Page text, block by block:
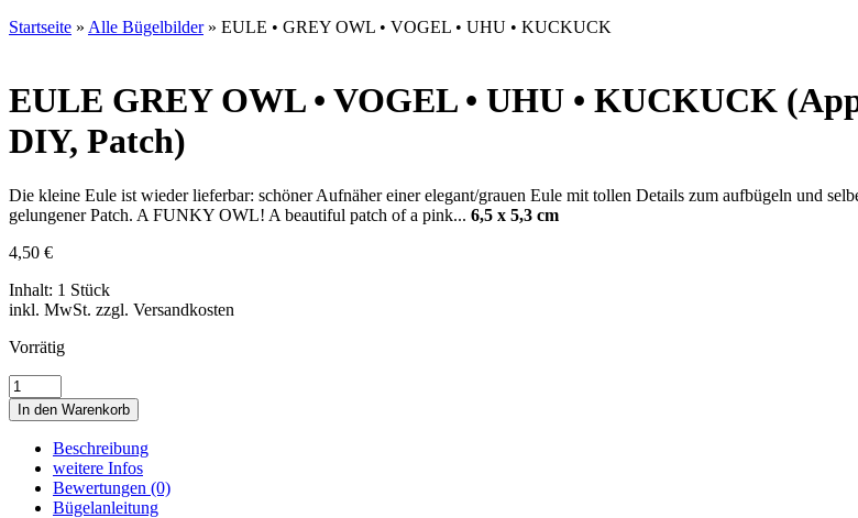
Startseite » Alle Bügelbilder» EULE • GREY OWL • VOGEL • UHU • KUCKUCK
EULE GREY OWL • VOGEL • UHU • KUCKUCK
DIY, Patch)
Die kleine Eule ist wieder lieferbar: schöner Aufnäher einer elegant/grauen Eule mit tollen Details zum aufbügeln und
gelungener Patch. A FUNKY OWL! A beautiful patch of a pink... 6,5 x 5,3 cm
4,50 €
Inhalt: 1 Stück
inkl. MwSt. zzgl. Versandkosten
Vorrätig
EULE
•
GREY
OWL
VOGEL
In den Warenkorb
Beschreibung
weitere Infos
Bewertungen (0)
Bügelanleitung